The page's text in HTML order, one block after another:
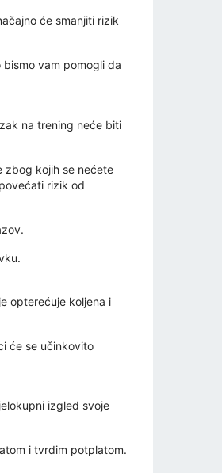
će smanjiti rizik
vam pomogli da
na trening neće biti
zbog kojih se nećete
rizik od
opterećuje koljena i
će se učinkovito
izgled svoje
i tvrdim potplatom.